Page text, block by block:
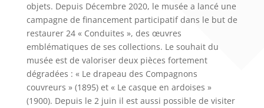
objets. Depuis Décembre 2020, le musée a lancé une
campagne de financement participatif dans le but de
restaurer 24 « Conduites », des œuvres
emblématiques de ses collections. Le souhait du
musée est de valoriser deux pièces fortement
dégradées : « Le drapeau des Compagnons
couvreurs » (1895) et « Le casque en ardoises »
(1900). Depuis le 2 juin il est aussi possible de visiter